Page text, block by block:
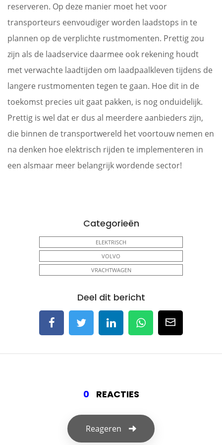
reserveren. Op deze manier moet het voor
transporteurs eenvoudiger worden laadstops in te
plannen op de verplichte rustmomenten. Prettig zou
zijn als de laadservice daarmee ook rekening houdt
met verwachte laadtijden om laadpaalkleven tijdens de
langere rustmomenten tegen te gaan. Hoe dit in de
toekomst precies uit gaat pakken, is nog onduidelijk.
Prettig is wel dat er dus al meerdere aanbieders zijn,
die binnen de transportwereld het voortouw nemen en
na denken hoe elektrisch rijden te implementeren in
een alsmaar meer belangrijk wordende sector!
Categorieën
ELEKTRISCH
VOLVO
VRACHTWAGEN
Deel dit bericht
0 REACTIES
Reageren